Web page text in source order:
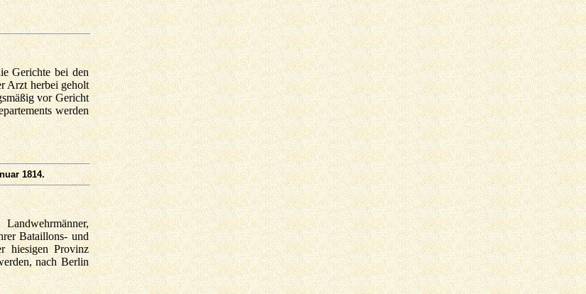
Gerichte bei den
Arzt herbei geholt
vor Gericht
werden
1814.
Bataillons- und
hiesigen Provinz
nach Berlin